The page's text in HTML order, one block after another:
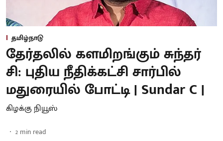
தமிழ்நாடு
தேர்தலில் களமிறங்கும் சுந்தர்
சி: புதிய நீதிக்கட்சி சார்பில்
மதுரையில் போட்டி | Sundar C |
கிழக்கு நியூஸ்
2 min read